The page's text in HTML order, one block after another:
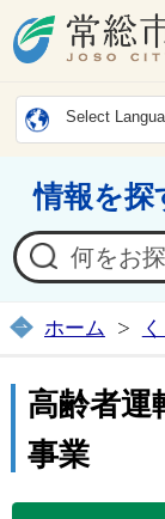
Select
情報を探
ホーム
高齢者運
事業